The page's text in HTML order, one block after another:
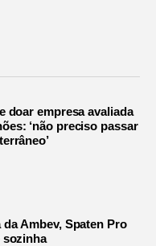
doar empresa avaliada
‘não preciso passar
Ambev, Spaten Pro
sozinha